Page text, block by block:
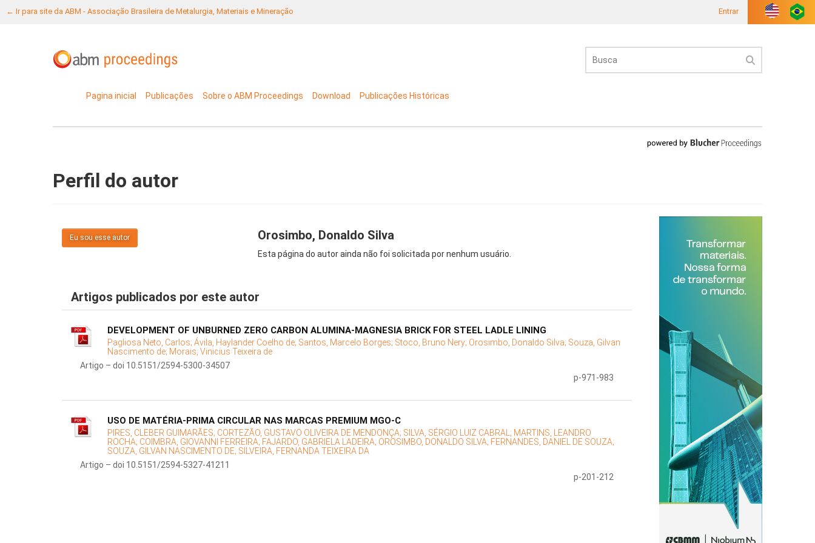
← Ir para site da ABM - Associação Brasileira de Metalurgia, Materiais e Mineração Entrar
Pagina inicial Publicações Sobre o ABM Proceedings Download Publicações Históricas
Perfil do autor
Eu sou esse autor Orosimbo, Donaldo Silva
Esta página do autor ainda não foi solicitada por nenhum usuário.
Artigos publicados por este autor
DEVELOPMENT OF UNBURNED ZERO CARBON ALUMINA-MAGNESIA BRICK FOR STEEL LADLE LINING
Pagliosa Neto, Carlos; Ávila, Haylander Coelho de; Santos, Marcelo Borges; Stoco, Bruno Nery; Orosimbo, Donaldo Silva; Souza, Gilvan
Nascimento de; Morais, Vinicius Teixeira de
Artigo – doi 10.5151/2594-5300-34507
p-971-983
USO DE MATÉRIA-PRIMA CIRCULAR NAS MARCAS PREMIUM MGO-C
PIRES, CLEBER GUIMARÃES; CORTEZÃO, GUSTAVO OLIVEIRA DE MENDONÇA; SILVA, SÉRGIO LUIZ CABRAL; MARTINS, LEANDRO
ROCHA; COIMBRA, GIOVANNI FERREIRA; FAJARDO, GABRIELA LADEIRA; OROSIMBO, DONALDO SILVA; FERNANDES, DANIEL DE SOUZA;
SOUZA, GILVAN NASCIMENTO DE; SILVEIRA, FERNANDA TEIXEIRA DA
Artigo – doi 10.5151/2594-5327-41211
p-201-212